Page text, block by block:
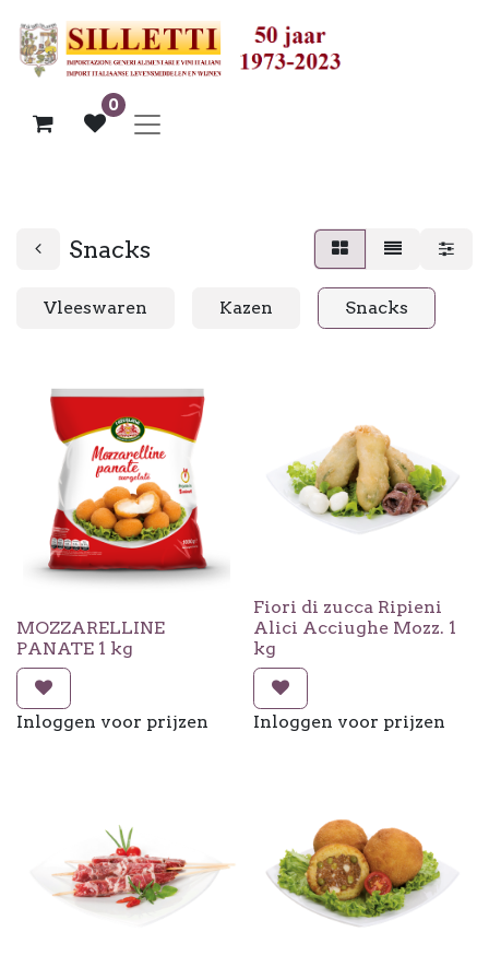
0
Snacks
Vleeswaren Kazen Snacks
MOZZARELLINE
PANATE 1 kg
Inloggen voor prijzen
Fiori di zucca Ripieni
Alici Acciughe Mozz. 1
kg
Inloggen voor prijzen